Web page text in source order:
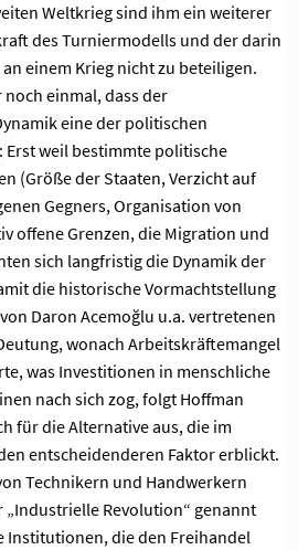
Weltkrieg sind ihm ein weiterer
des Turniermodells und der darin
einem Krieg nicht zu beteiligen.
einmal, dass der
eine der politischen
Erst weil bestimmte politische
(Größe der Staaten, Verzicht auf
Gegners, Organisation von
offene Grenzen, die Migration und
sich langfristig die Dynamik der
die historische Vormachtstellung
Daron Acemoğlu u.a. vertretenen
wonach Arbeitskräftemangel
was Investitionen in menschliche
nach sich zog, folgt Hoffman
für die Alternative aus, die im
entscheidenderen Faktor erblickt.
Technikern und Handwerkern
Revolution“ genannt
die den Freihandel